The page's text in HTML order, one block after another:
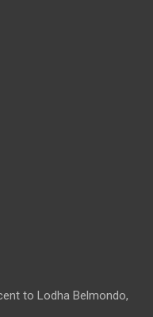
to Lodha Belmondo,